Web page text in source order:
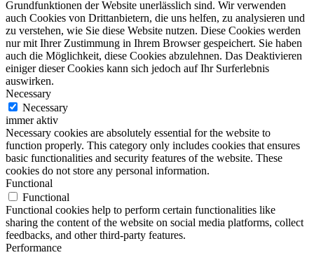
Grundfunktionen der Website unerlässlich sind. Wir verwenden
auch Cookies von Drittanbietern, die uns helfen, zu analysieren und
zu verstehen, wie Sie diese Website nutzen. Diese Cookies werden
nur mit Ihrer Zustimmung in Ihrem Browser gespeichert. Sie haben
auch die Möglichkeit, diese Cookies abzulehnen. Das Deaktivieren
einiger dieser Cookies kann sich jedoch auf Ihr Surferlebnis
auswirken.
Necessary
Necessary
immer aktiv
Necessary cookies are absolutely essential for the website to
function properly. This category only includes cookies that ensures
basic functionalities and security features of the website. These
cookies do not store any personal information.
Functional
Functional
Functional cookies help to perform certain functionalities like
sharing the content of the website on social media platforms, collect
feedbacks, and other third-party features.
Performance